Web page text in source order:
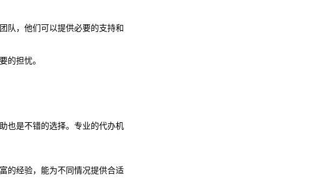
队，他们可以提供必要的支持和
的担忧。
也是不错的选择。专业的代办机
的经验，能为不同情况提供合适